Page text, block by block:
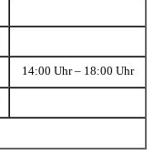
14:00 Uhr – 18:00 Uhr